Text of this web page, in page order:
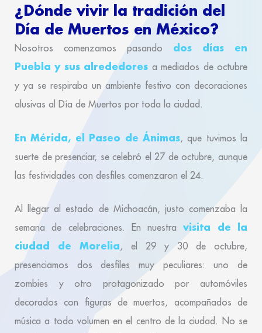
¿Dónde vivir la tradición del
Día de Muertos en México?
Nosotros comenzamos pasando dos días en
Puebla y sus alrededores a mediados de octubre
y ya se respiraba un ambiente festivo con decoraciones
alusivas al Día de Muertos por toda la ciudad.
En Mérida, el Paseo de Ánimas, que tuvimos la
suerte de presenciar, se celebró el 27 de octubre, aunque
las festividades con desfiles comenzaron el 24.
Al llegar al estado de Michoacán, justo comenzaba la
semana de celebraciones. En nuestravisita de la
ciudad de Morelia, el 29 y 30 de octubre,
presenciamos dos desfiles muy peculiares: uno de
zombies y otro protagonizado por automóviles
decorados con figuras de muertos, acompañados de
música a todo volumen en el centro de la ciudad. No se